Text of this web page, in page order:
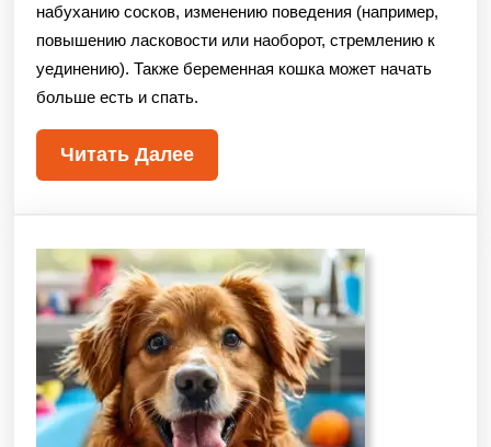
набуханию сосков, изменению поведения (например,
повышению ласковости или наоборот, стремлению к
уединению). Также беременная кошка может начать
больше есть и спать.
Читать Далее